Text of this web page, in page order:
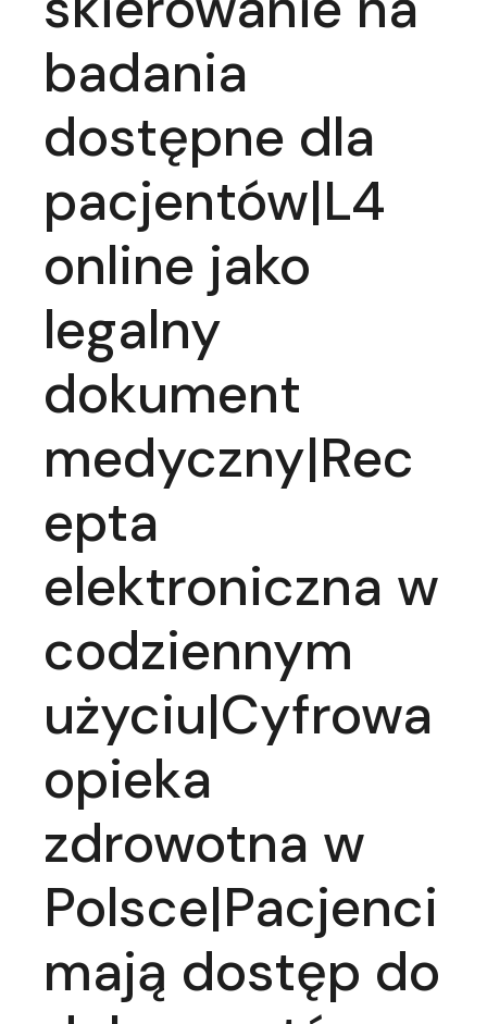
badania
dostępne dla
pacjentów|L4
online jako
legalny
dokument
medyczny|Rec
epta
elektroniczna w
codziennym
użyciu|Cyfrowa
opieka
zdrowotna w
Polsce|Pacjenci
mają dostęp do